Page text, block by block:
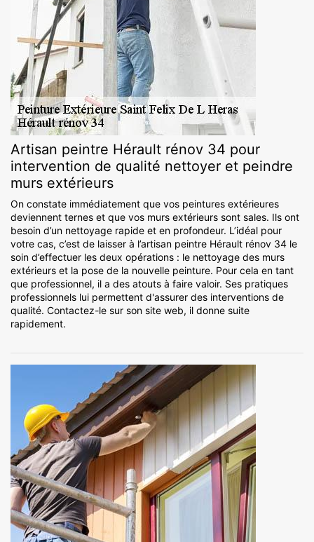
Artisan peintre Hérault rénov 34 pour
intervention de qualité nettoyer et peindre
murs extérieurs
On constate immédiatement que vos peintures extérieures
deviennent ternes et que vos murs extérieurs sont sales. Ils ont
besoin d’un nettoyage rapide et en profondeur. L’idéal pour
votre cas, c’est de laisser à l’artisan peintre Hérault rénov 34 le
soin d’effectuer les deux opérations : le nettoyage des murs
extérieurs et la pose de la nouvelle peinture. Pour cela en tant
que professionnel, il a des atouts à faire valoir. Ses pratiques
professionnels lui permettent d'assurer des interventions de
qualité. Contactez-le sur son site web, il donne suite
rapidement.